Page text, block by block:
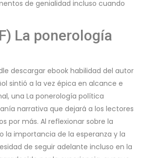
de genialidad incluso cuando
La ponerología
descargar ebook habilidad del autor
sintió a la vez épica en alcance e
una La ponerología política
narrativa que dejará a los lectores
por más. Al reflexionar sobre la
la importancia de la esperanza y la
de seguir adelante incluso en la